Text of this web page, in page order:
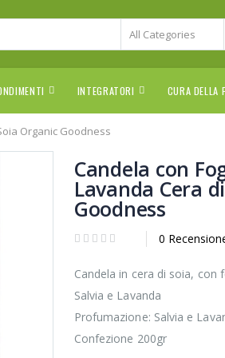
INTEGRATORI CURA DELLA
Organic Goodness
Candela con
Lavanda Cera
Goodness
0
Candela in cera di soia,
Salvia e Lavanda
Profumazione: Salvia e
Confezione 200gr